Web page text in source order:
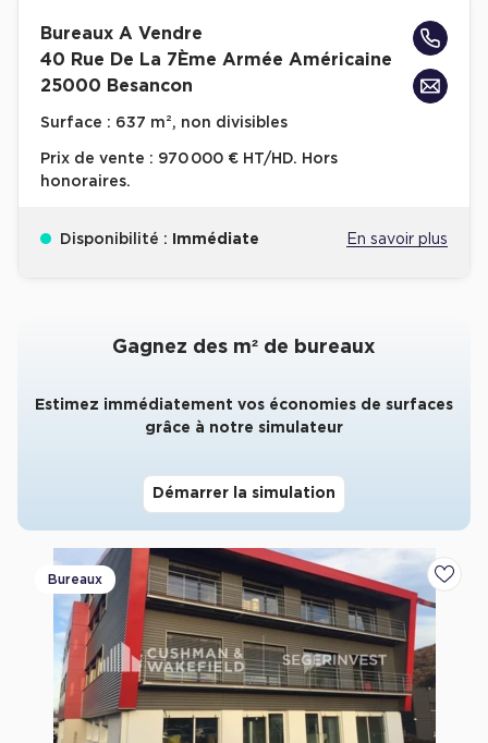
Collections de Logistique
Logistique urbaine
Entrepôts Messagerie
Entrepôts logistique classe A
Entrepôts XXL
Location de Commerces à Paris
Location de Commerces à Bordeaux
Location de Commerces à Toulouse
Achat de Commerces
Achat de Commerces à Nîmes
Achat de Commerces à Toulouse
Achat de Commerces à Marseille
Achat de Commerces à Dijon
Bureaux A Vendre
40 Rue De La 7Ème Armée Américaine
25000 Besancon
Surface : 637 m², non divisibles
Prix de vente : 970 000 € HT/HD. Hors
honoraires.
Disponibilité : Immédiate En savoir plus
Gagnez des m² de bureaux
Estimez immédiatement vos économies de surfaces
grâce à notre simulateur
Démarrer la simulation
Bureaux